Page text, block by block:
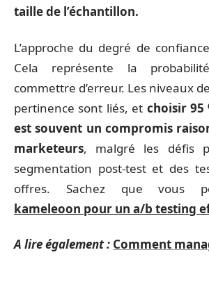
taille de l’échantillon.
L’approche du degré de
Cela représente la
commettre d’erreur. Les niveaux
pertinence sont liés, et choisir 95
est souvent un compromis
marketeurs, malgré les défis
segmentation post-test et des
offres. Sachez que vous
kameleoon pour un a/b testing
A lire également : Comment